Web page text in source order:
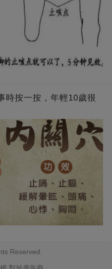
時按一按，年輕10歲很
Reserved.